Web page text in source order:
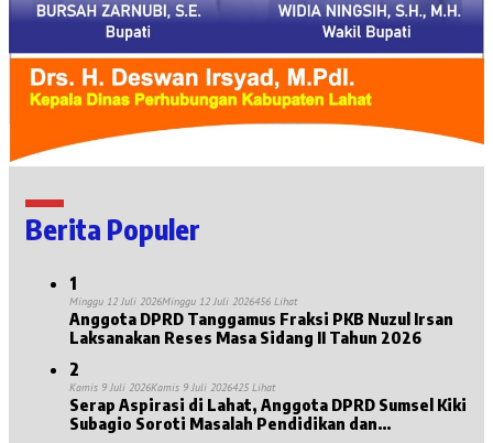
Berita Populer
1
Minggu 12 Juli 2026Minggu 12 Juli 2026456 Lihat
Anggota DPRD Tanggamus Fraksi PKB Nuzul Irsan
Laksanakan Reses Masa Sidang II Tahun 2026
2
Kamis 9 Juli 2026Kamis 9 Juli 2026425 Lihat
Serap Aspirasi di Lahat, Anggota DPRD Sumsel Kiki
Subagio Soroti Masalah Pendidikan dan